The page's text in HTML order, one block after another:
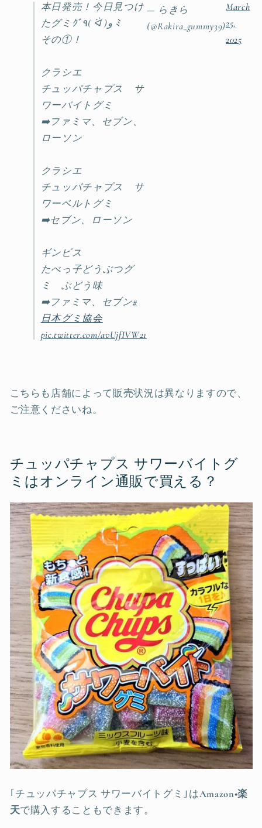
本日発売！今日見つけ
たグミｸﾞ٩( ᐛ )و ﾐ
その①！
クラシエ
チュッパチャプス サ
ワーバイトグミ
➡️ファミマ、セブン、
ローソン
クラシエ
チュッパチャプス サ
ワーベルトグミ
➡️セブン、ローソン
ギンビス
たべっ子どうぶつグ
ミ ぶどう味
➡️ファミマ、セブン#
日本グミ協会
pic.twitter.com/avUjfIVW21
— らきら
(@Rakira_gummy39)
March
25,
2025
こちらも店舗によって販売状況は異なりますので、
ご注意くださいね。
チュッパチャプス サワーバイトグ
ミはオンライン通販で買える？
｢チュッパチャプス サワーバイトグミ｣はAmazon•楽
天で購入することもできます。